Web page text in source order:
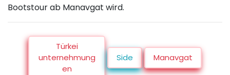
Bootstour ab Manavgat wird.
Türkei
unternehmung
en
Side Manavgat